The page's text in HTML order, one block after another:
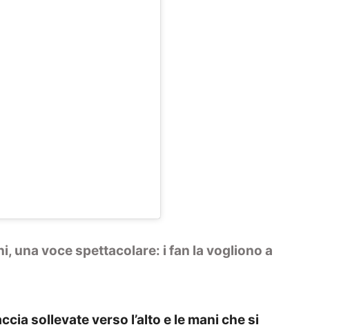
una voce spettacolare: i fan la vogliono a
sollevate verso l’alto e le mani che si